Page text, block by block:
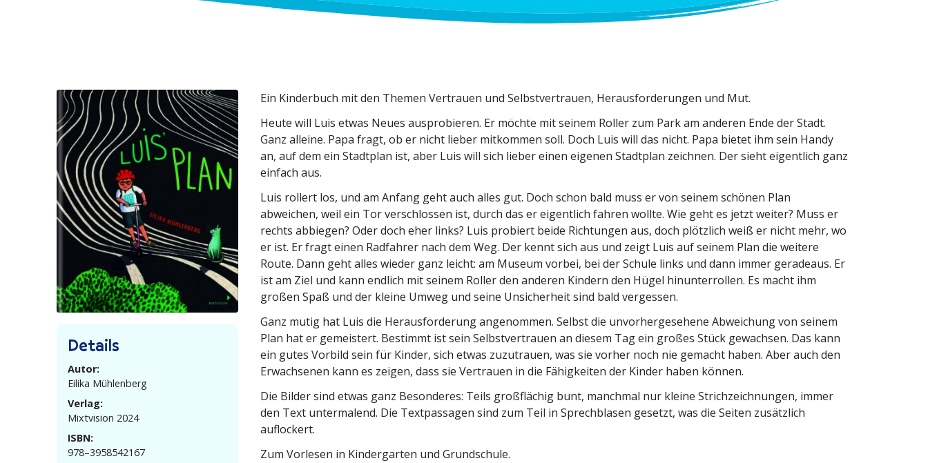
Details
Autor:
Eilika Mühlenberg
Verlag:
Mixtvision 2024
ISBN:
978–3958542167
Ein Kinderbuch mit den Themen Vertrauen und Selbst­ver­trauen, Heraus­for­de­rungen und Mut.
Heute will Luis etwas Neues auspro­bieren. Er möchte mit seinem Roller zum Park am anderen Ende der Stadt.
Ganz alleine. Papa fragt, ob er nicht lieber mitkommen soll. Doch Luis will das nicht. Papa bietet ihm sein Handy
an, auf dem ein Stadtplan ist, aber Luis will sich lieber einen eigenen Stadtplan zeichnen. Der sieht eigentlich ganz
einfach aus.
Luis rollert los, und am Anfang geht auch alles gut. Doch schon bald muss er von seinem schönen Plan
abweichen, weil ein Tor verschlossen ist, durch das er eigentlich fahren wollte. Wie geht es jetzt weiter? Muss er
rechts abbiegen? Oder doch eher links? Luis probiert beide Richtungen aus, doch plötzlich weiß er nicht mehr, wo
er ist. Er fragt einen Radfahrer nach dem Weg. Der kennt sich aus und zeigt Luis auf seinem Plan die weitere
Route. Dann geht alles wieder ganz leicht: am Museum vorbei, bei der Schule links und dann immer geradeaus. Er
ist am Ziel und kann endlich mit seinem Roller den anderen Kindern den Hügel hinun­ter­rollen. Es macht ihm
großen Spaß und der kleine Umweg und seine Unsicherheit sind bald vergessen.
Ganz mutig hat Luis die Heraus­for­derung angenommen. Selbst die unvor­her­ge­sehene Abwei­chung von seinem
Plan hat er gemeistert. Bestimmt ist sein Selbst­ver­trauen an diesem Tag ein großes Stück gewachsen. Das kann
ein gutes Vorbild sein für Kinder, sich etwas zuzutrauen, was sie vorher noch nie gemacht haben. Aber auch den
Erwach­senen kann es zeigen, dass sie Vertrauen in die Fähig­keiten der Kinder haben können.
Die Bilder sind etwas ganz Beson­deres: Teils großflächig bunt, manchmal nur kleine Strich­zeich­nungen, immer
den Text unter­malend. Die Textpas­sagen sind zum Teil in Sprech­blasen gesetzt, was die Seiten zusätzlich
auflockert.
Zum Vorlesen in Kinder­garten und Grundschule.